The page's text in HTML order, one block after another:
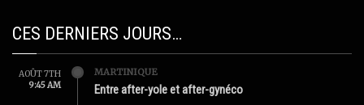
CES DERNIERS JOURS…
AOÛT 7TH
9:45 AM
MARTINIQUE
Entre after-yole et after-gynéco